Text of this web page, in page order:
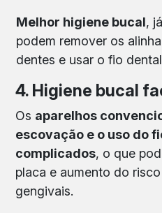
Melhor higiene bucal,
podem remover os
dentes e usar o fio
4. Higiene bucal
Os aparelhos
escovação e o uso do
complicados, o que
placa e aumento do
gengivais.